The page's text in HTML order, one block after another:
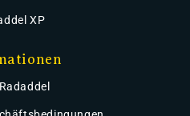
XP